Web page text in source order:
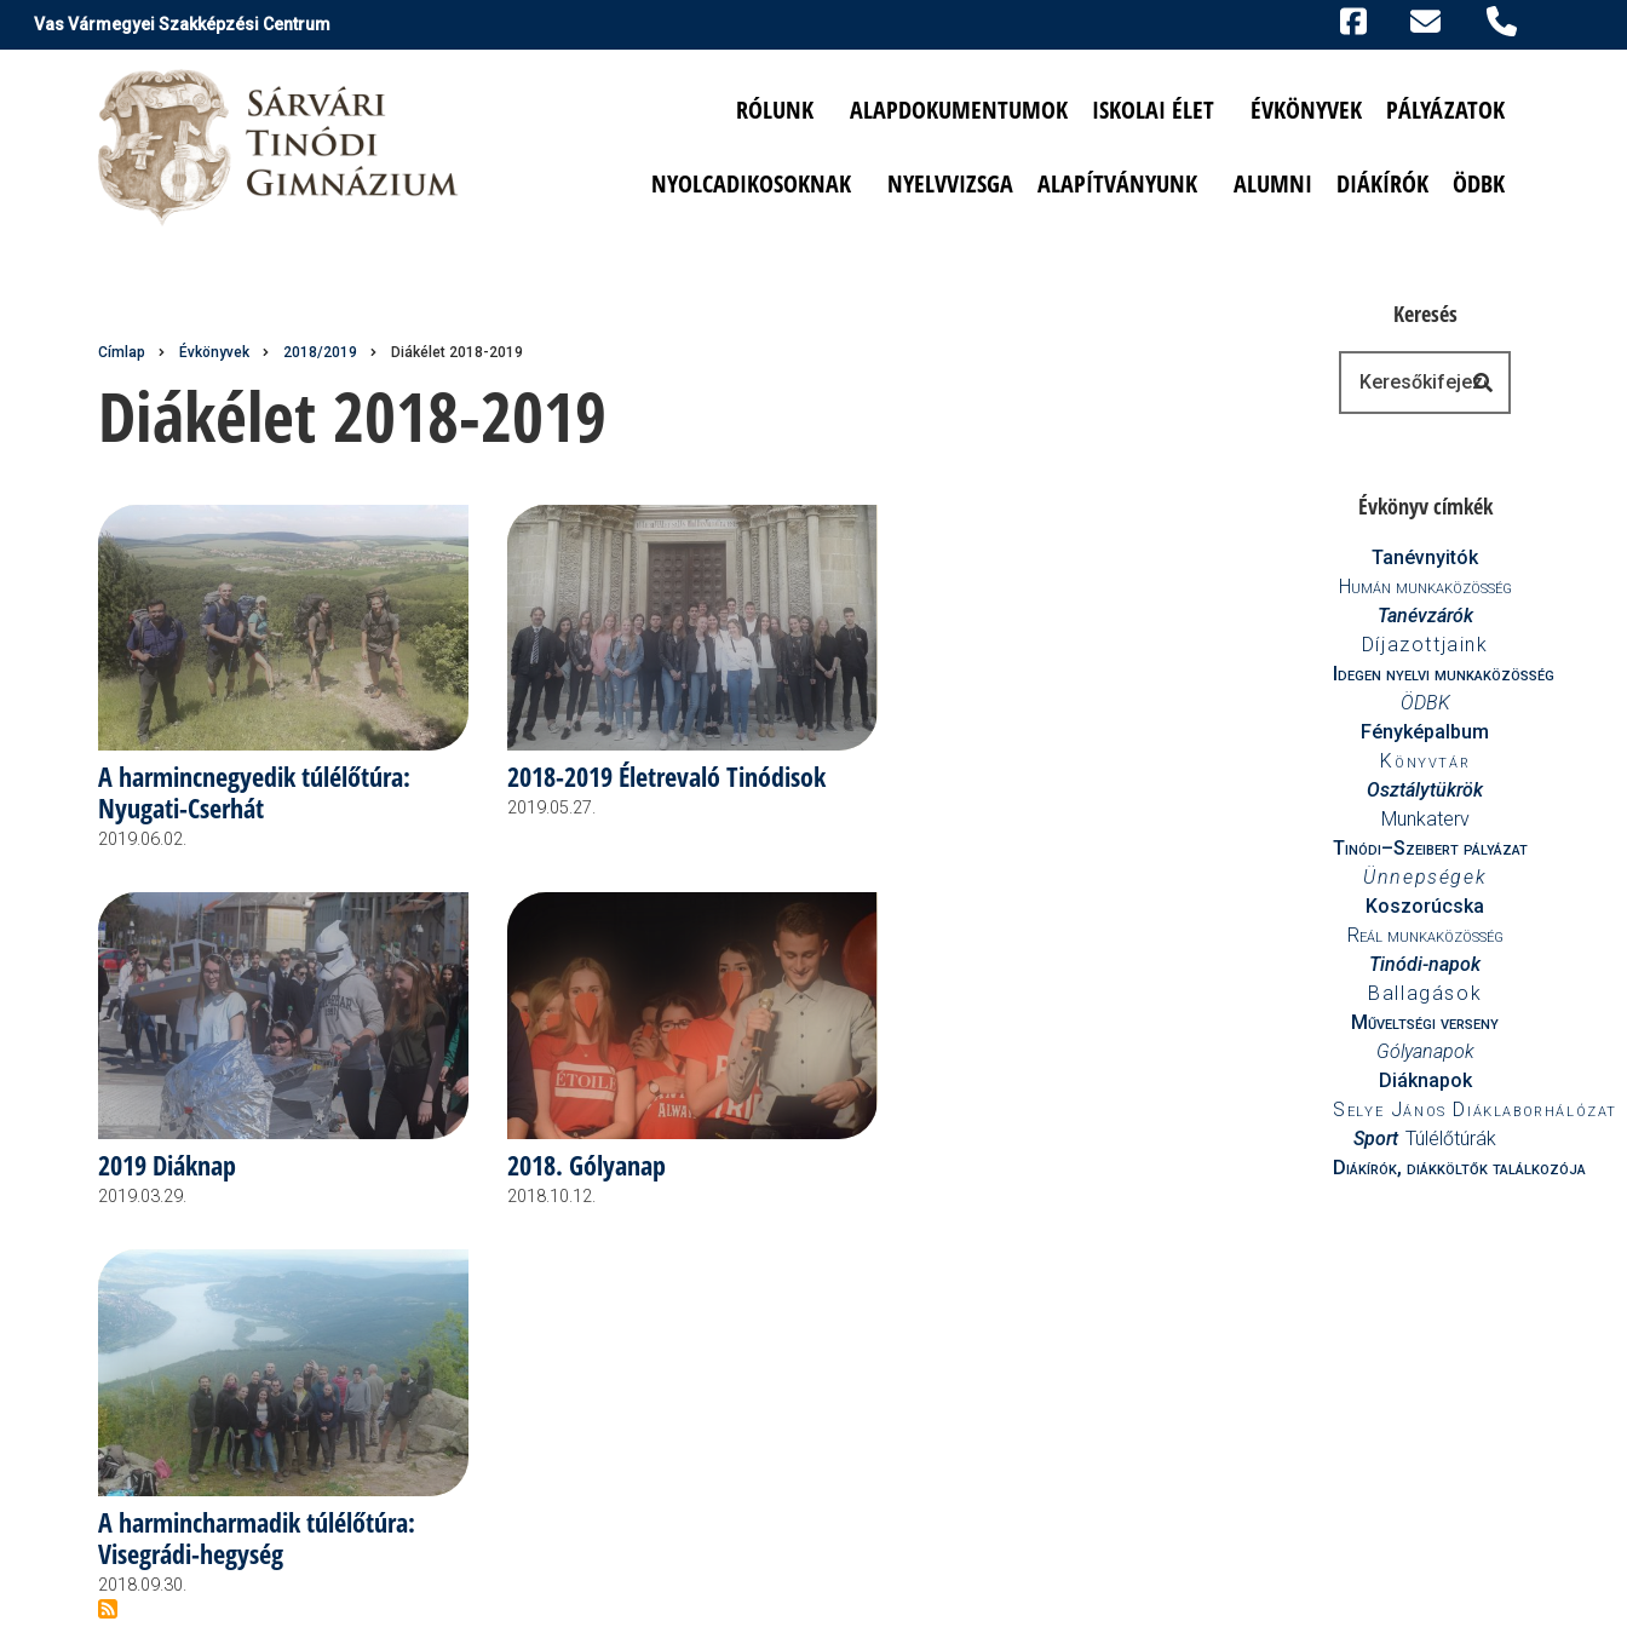
UgrásVas Vármegyei Szakképzési Centrum
RÓLUNK ALAPDOKUMENTUMOK ISKOLAI ÉLET ÉVKÖNYVEK PÁLYÁZATOK
NYOLCADIKOSOKNAK NYELVVIZSGA ALAPÍTVÁNYUNK ALUMNI DIÁKÍRÓK ÖDBK
Morzsa
Címlap Évkönyvek 2018/2019 Diákélet 2018-2019
Diákélet 2018-2019
A harmincnegyedik túlélőtúra:
Nyugati-Cserhát
2019.06.02.
2018-2019 Életrevaló Tinódisok
2019.05.27.
2019 Diáknap
2019.03.29.
2018. Gólyanap
2018.10.12.
A harmincharmadik túlélőtúra:
Visegrádi-hegység
2018.09.30.
Keresés
Évkönyv címkék
Tanévnyitók
Humán munkaközösség
Tanévzárók
Díjazottjaink
Idegen nyelvi munkaközösség
ÖDBK
Fényképalbum
Könyvtár
Osztálytükrök
Munkaterv
Tinódi–Szeibert pályázat
Ünnepségek
Koszorúcska
Reál munkaközösség
Tinódi-napok
Ballagások
Műveltségi verseny
Gólyanapok
Diáknapok
Selye János Diáklaborhálózat
Sport Túlélőtúrák
Diákírók, diákköltők találkozója